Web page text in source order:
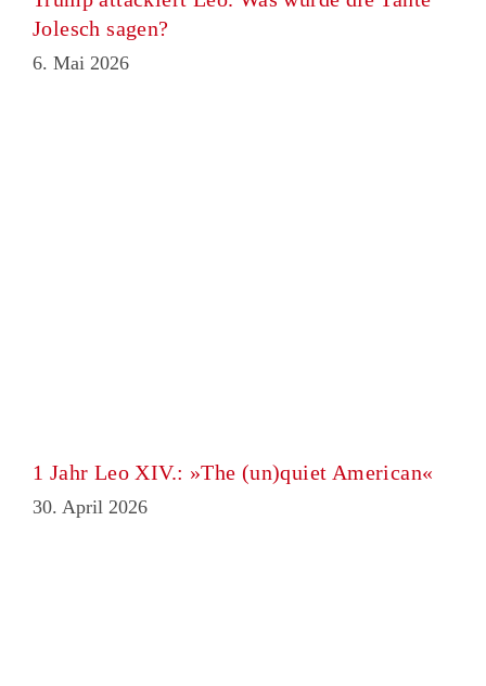
Jolesch sagen?
6. Mai 2026
1 Jahr Leo XIV.: »The (un)quiet American«
30. April 2026